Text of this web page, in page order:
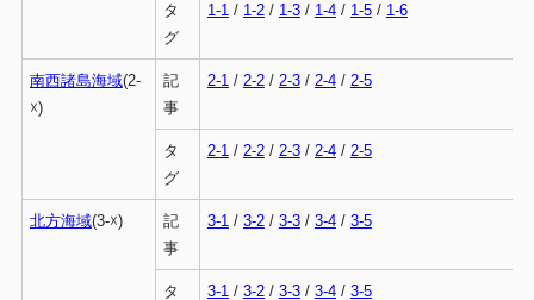
タ
グ
1-1/ 1-2/ 1-3/ 1-4/ 1-5/ 1-6
南西諸島海域(2-
☓)
記
事
2-1/ 2-2/ 2-3/ 2-4/ 2-5
タ
グ
2-1/ 2-2/ 2-3/ 2-4/ 2-5
北方海域(3-☓)
記
事
3-1/ 3-2/ 3-3/ 3-4/ 3-5
タ
3-1/ 3-2/ 3-3/ 3-4/ 3-5